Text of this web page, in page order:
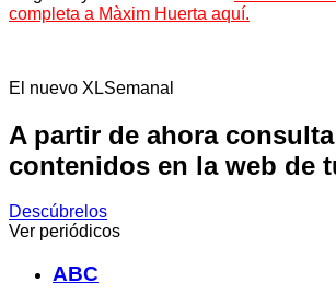
completa a Màxim Huerta aquí.
El nuevo XLSemanal
A partir de ahora
contenidos en la web de
Descúbrelos
Ver periódicos
ABC